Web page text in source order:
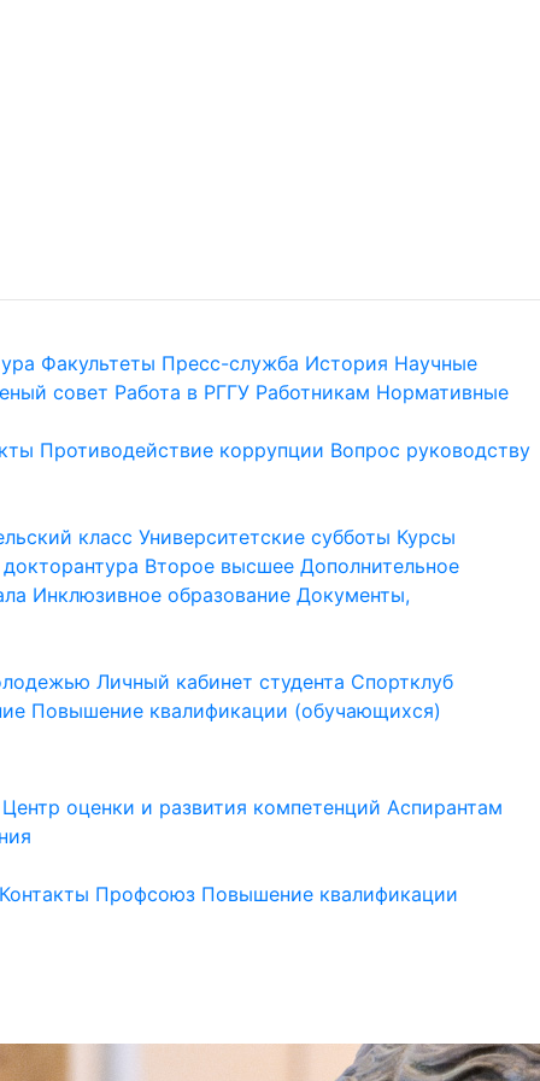
Факультеты Пресс-служба История Научные
совет Работа в РГГУ Работникам Нормативные
Противодействие коррупции Вопрос руководству
класс Университетские субботы Курсы
Второе высшее Дополнительное
Инклюзивное образование Документы,
Личный кабинет студента Спортклуб
Повышение квалификации (обучающихся)
Центр оценки и развития компетенций Аспирантам
Контакты Профсоюз Повышение квалификации